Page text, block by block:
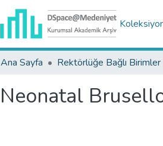
Ana Sayfa Rektörlüğe Bağlı Birimler
Neonatal